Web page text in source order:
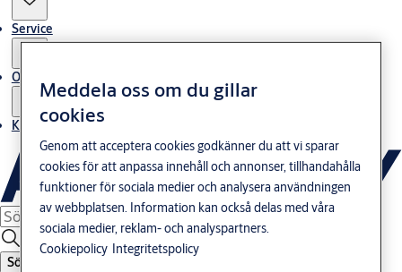
Service
Om oss
Kontakta oss
Sök
Meddela oss om du gillar
cookies
Genom att acceptera cookies godkänner du att vi sparar
cookies för att anpassa innehåll och annonser, tillhandahålla
funktioner för sociala medier och analysera användningen
av webbplatsen. Information kan också delas med våra
sociala medier, reklam- och analyspartners.
Cookiepolicy Integritetspolicy